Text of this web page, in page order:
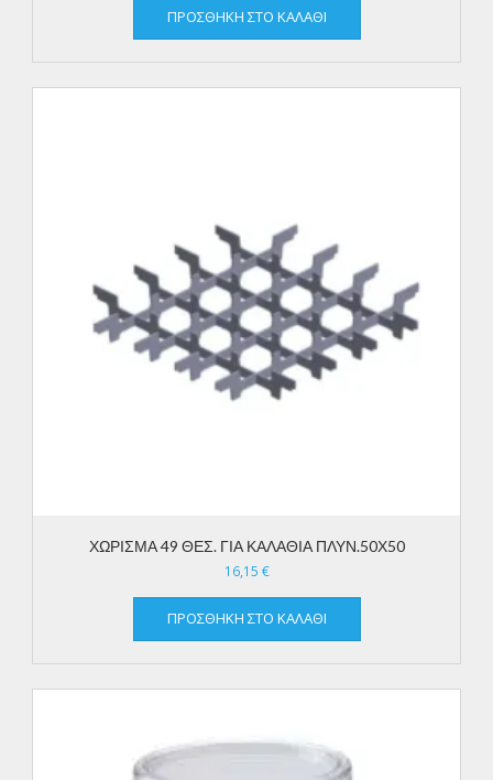
ΠΡΟΣΘΉΚΗ ΣΤΟ ΚΑΛΆΘΙ
ΧΩΡΙΣΜΑ 49 ΘΕΣ. ΓΙΑ ΚΑΛΑΘΙΑ ΠΛΥΝ.50Χ50
16,15 €
ΠΡΟΣΘΉΚΗ ΣΤΟ ΚΑΛΆΘΙ